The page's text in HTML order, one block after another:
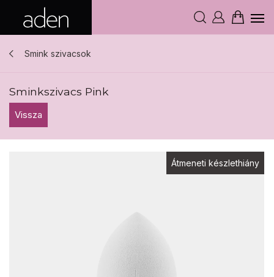
Smink szivacsok
Sminkszivacs Pink
Vissza